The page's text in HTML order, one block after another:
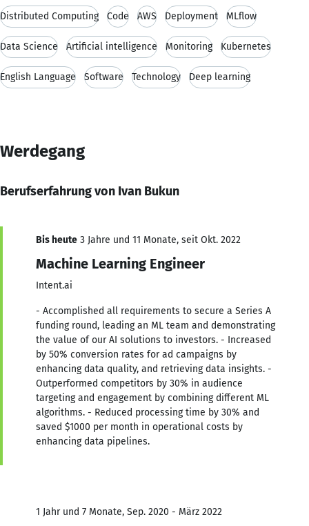
Distributed Computing Code AWS Deployment MLflow
Data Science Artificial intelligence Monitoring Kubernetes
English Language Software Technology Deep learning
Werdegang
Berufserfahrung von Ivan Bukun
Bis heute 3 Jahre und 11 Monate, seit Okt. 2022
Machine Learning Engineer
Intent.ai
- Accomplished all requirements to secure a Series A
funding round, leading an ML team and demonstrating
the value of our AI solutions to investors. - Increased
by 50% conversion rates for ad campaigns by
enhancing data quality, and retrieving data insights. -
Outperformed competitors by 30% in audience
targeting and engagement by combining different ML
algorithms. - Reduced processing time by 30% and
saved $1000 per month in operational costs by
enhancing data pipelines.
1 Jahr und 7 Monate, Sep. 2020 - März 2022